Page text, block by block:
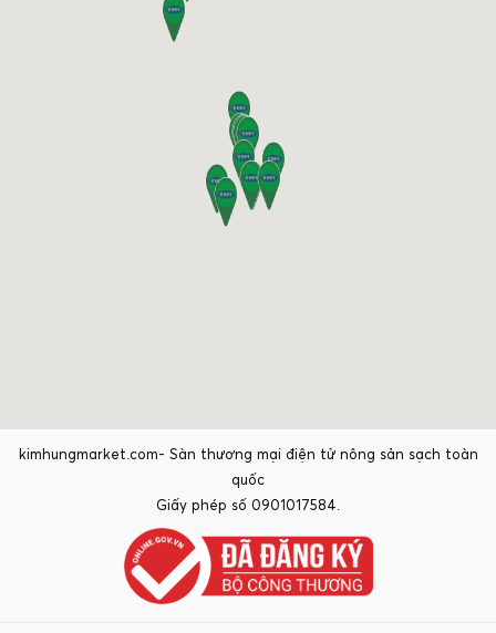
kimhungmarket.com- Sàn thương mại điện tử nông sản sạch toàn
quốc
Giấy phép số 0901017584.